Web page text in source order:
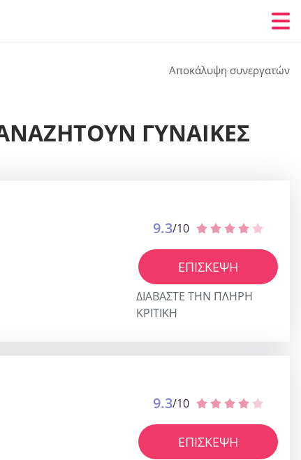
Αποκάλυψη συνεργατών
ΓΥΝΑΊΚΕΣ
9.3/10
ΕΠΊΣΚΕΨΗ
ΔΙΑΒΆΣΤΕ ΤΗΝ ΠΛΉΡΗ
ΚΡΙΤΙΚΉ
9.3/10
ΕΠΊΣΚΕΨΗ